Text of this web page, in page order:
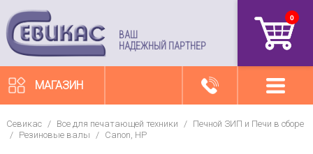
ВАШ
НАДЕЖНЫЙ ПАРТНЕР
0
МАГАЗИН
Севикас / Все для печатающей техники /
Печной ЗИП и Печи в сборе
/
Резиновые валы / Canon, HP